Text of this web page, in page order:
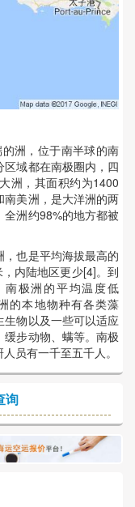
的洲，位于南半球的南
域都在南极圈内，四
洲，其面积约为1400
美洲，是大洋洲的两
洲约98%的地方都被
也是平均海拔最高的
内陆地区更少[4]。到
极洲的平均温度低
本地物种有各类藻
物以及一些可以适应
步动物、螨等。南极
员有一千至五千人。
询